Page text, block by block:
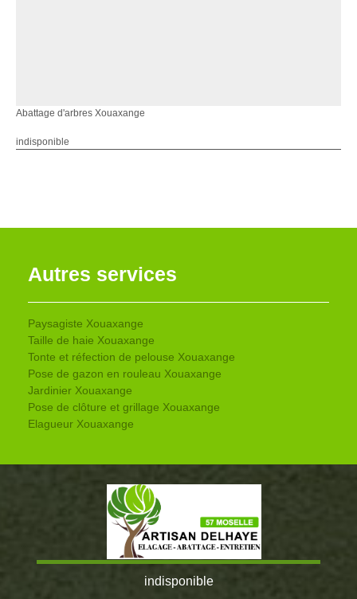
Abattage d'arbres Xouaxange
indisponible
Autres services
Paysagiste Xouaxange
Taille de haie Xouaxange
Tonte et réfection de pelouse Xouaxange
Pose de gazon en rouleau Xouaxange
Jardinier Xouaxange
Pose de clôture et grillage Xouaxange
Elagueur Xouaxange
indisponible